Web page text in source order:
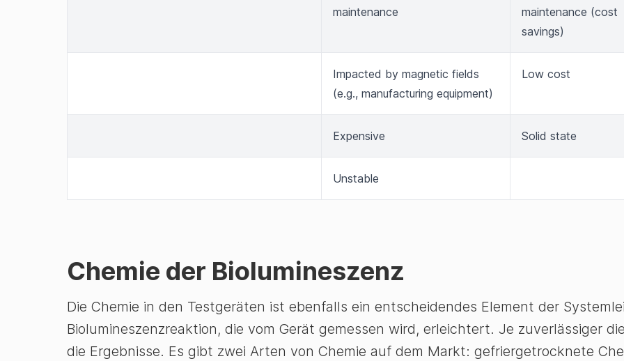
maintenance
maintenance (cost
savings)
Impacted by magnetic fields
(e.g., manufacturing equipment)
Low cost
Expensive Solid state
Unstable
Chemie der Biolumineszenz
Die Chemie in den Testgeräten ist ebenfalls ein entscheidendes Element der
Biolumineszenzreaktion, die vom Gerät gemessen wird, erleichtert. Je zuverlässiger
die Ergebnisse. Es gibt zwei Arten von Chemie auf dem Markt: gefriergetrocknete